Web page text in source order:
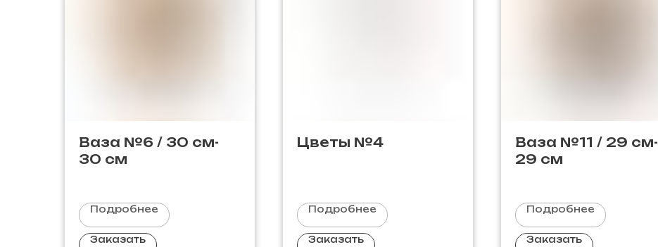
Ваза №6 / 30 см-
30 см
Подробнее
Заказать
Цветы №4
Подробнее
Заказать
Ваза №11 / 29 см-
29 см
Подробнее
Заказать